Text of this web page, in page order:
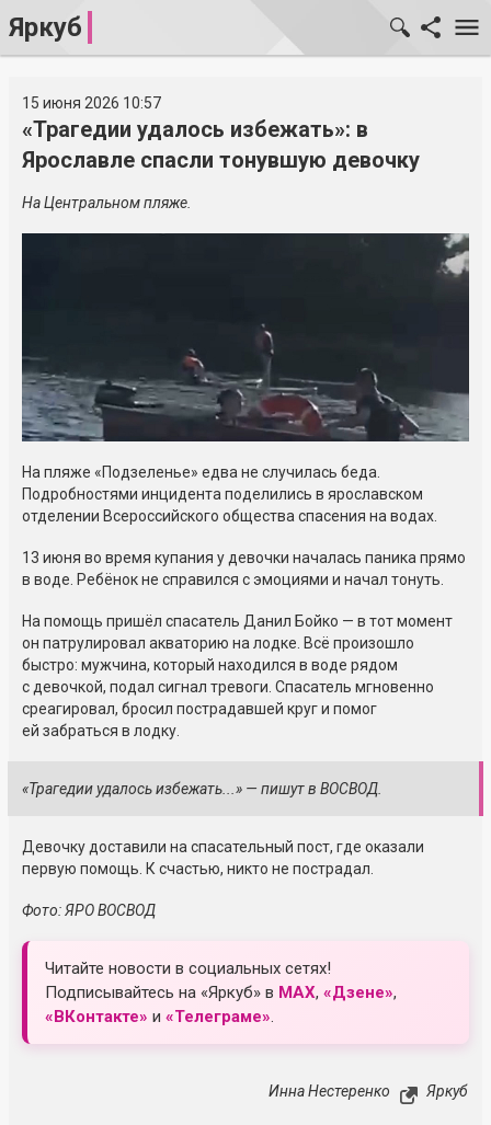
Яркуб
15 июня 2026 10:57
«Трагедии удалось избежать»: в
Ярославле спасли тонувшую девочку
На Центральном пляже.
На пляже «Подзеленье» едва не случилась беда.
Подробностями инцидента поделились в ярославском
отделении Всероссийского общества спасения на водах.
13 июня во время купания у девочки началась паника прямо
в воде. Ребёнок не справился с эмоциями и начал тонуть.
На помощь пришёл спасатель Данил Бойко — в тот момент
он патрулировал акваторию на лодке. Всё произошло
быстро: мужчина, который находился в воде рядом
с девочкой, подал сигнал тревоги. Спасатель мгновенно
среагировал, бросил пострадавшей круг и помог
ей забраться в лодку.
«Трагедии удалось избежать...» — пишут в ВОСВОД.
Девочку доставили на спасательный пост, где оказали
первую помощь. К счастью, никто не пострадал.
Фото: ЯРО ВОСВОД
Читайте новости в социальных сетях!
Подписывайтесь на «Яркуб» в MAX, «Дзене»,
«ВКонтакте» и «Телеграме».
Инна Нестеренко Яркуб